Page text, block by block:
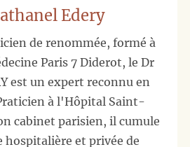
Edery
de renommée, formé à
Paris 7 Diderot, le Dr
est un expert reconnu en
à l'Hôpital Saint-
cabinet parisien, il cumule
hospitalière et privée de